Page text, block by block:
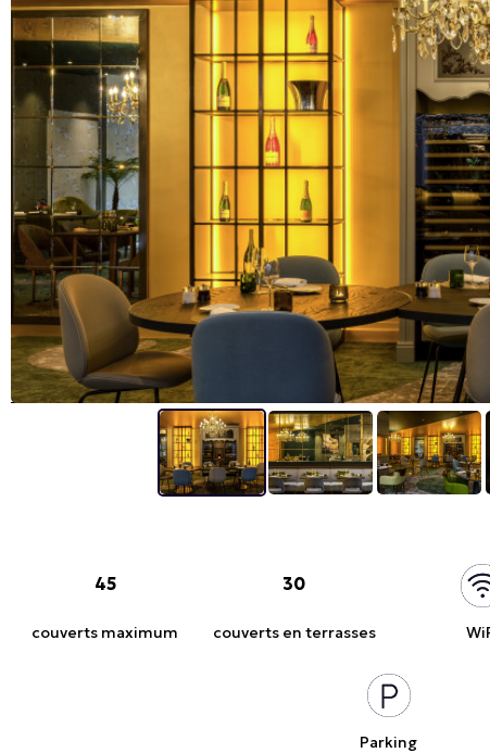
45
couverts maximum
30
couverts en terrasses
Parking